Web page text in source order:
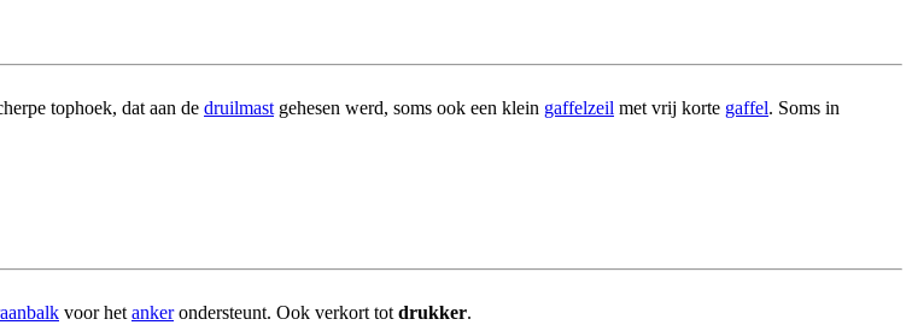
tophoek, dat aan de druilmast gehesen werd, soms ook een klein gaffelzeil met vrij korte gaffel. Soms in
voor het ankerondersteunt. Ook verkort tot drukker.